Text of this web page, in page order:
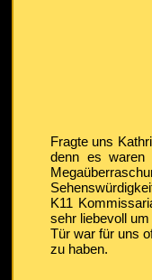
Fragte uns
denn es waren
K11
sehr liebevoll
Tür war für uns
zu haben.